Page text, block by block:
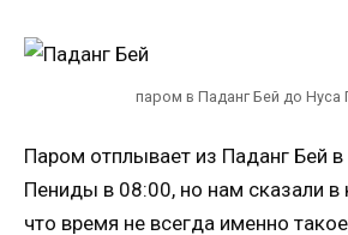
паром в Паданг Бей до Нуса
Паром отплывает из Паданг Бей
Пениды в 08:00, но нам сказали в
что время не всегда именно